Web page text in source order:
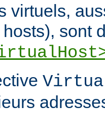
virtuels,
sont